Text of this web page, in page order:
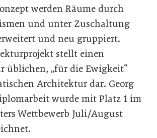
werden Räume durch
und unter Zuschaltung
und neu gruppiert.
stellt einen
üblichen, „für die Ewigkeit“
Architektur dar. Georg
wurde mit Platz 1 im
Wettbewerb Juli/August